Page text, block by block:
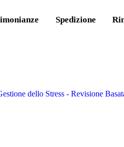
Spedizione
dello Stress - Revisione